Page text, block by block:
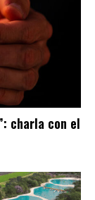
charla con el